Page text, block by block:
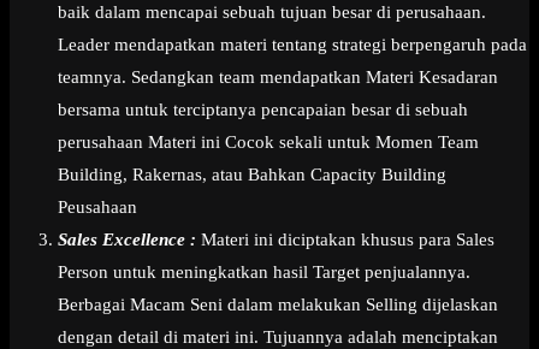
baik dalam mencapai sebuah tujuan besar di perusahaan.
Leader mendapatkan materi tentang strategi berpengaruh pada
teamnya. Sedangkan team mendapatkan Materi Kesadaran
bersama untuk terciptanya pencapaian besar di sebuah
perusahaan Materi ini Cocok sekali untuk Momen Team
Building, Rakernas, atau Bahkan Capacity Building
Peusahaan
Sales Excellence : Materi ini diciptakan khusus para Sales
Person untuk meningkatkan hasil Target penjualannya.
Berbagai Macam Seni dalam melakukan Selling dijelaskan
dengan detail di materi ini. Tujuannya adalah menciptakan